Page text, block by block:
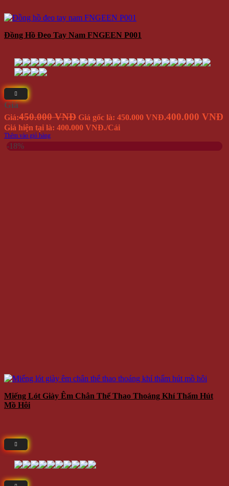
Đồng Hồ Đeo Tay Nam FNGEEN P001
Giá
Giá:450.000 VNĐ Giá gốc là: 450.000 VNĐ.400.000 VNĐ
Giá hiện tại là: 400.000 VNĐ./Cái
Thêm vào giỏ hàng
-18%
Miếng Lót Giày Êm Chân Thể Thao Thoáng Khí Thấm Hút
Mồ Hôi